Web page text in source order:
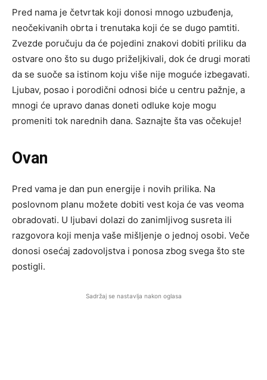
Pred nama je četvrtak koji donosi mnogo uzbuđenja,
neočekivanih obrta i trenutaka koji će se dugo pamtiti.
Zvezde poručuju da će pojedini znakovi dobiti priliku da
ostvare ono što su dugo priželjkivali, dok će drugi morati
da se suoče sa istinom koju više nije moguće izbegavati.
Ljubav, posao i porodični odnosi biće u centru pažnje, a
mnogi će upravo danas doneti odluke koje mogu
promeniti tok narednih dana. Saznajte šta vas očekuje!
Ovan
Pred vama je dan pun energije i novih prilika. Na
poslovnom planu možete dobiti vest koja će vas veoma
obradovati. U ljubavi dolazi do zanimljivog susreta ili
razgovora koji menja vaše mišljenje o jednoj osobi. Veče
donosi osećaj zadovoljstva i ponosa zbog svega što ste
postigli.
Sadržaj se nastavlja nakon oglasa